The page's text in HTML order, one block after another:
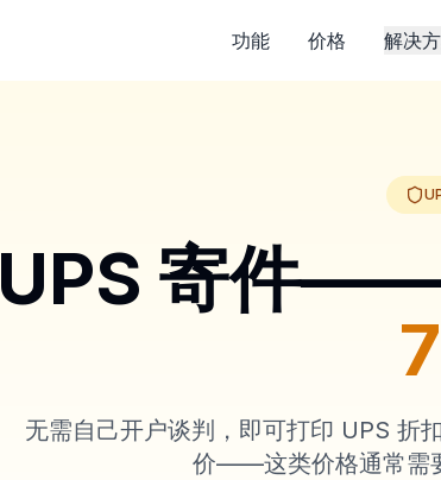
功能 价格 解决
UPS 寄件
无需自己开户谈判，即可打印 UPS 折
价——这类价格通常需